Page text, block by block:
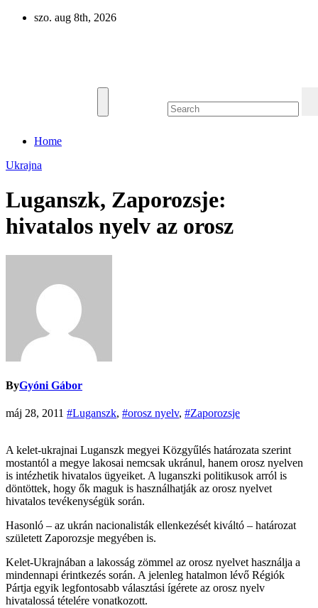
Skip
szo. aug 8th, 2026
Home
Ukrajna
Luganszk, Zaporozsje:
hivatalos nyelv az orosz
ByGyóni Gábor
máj 28, 2011 #Luganszk, #orosz nyelv, #Zaporozsje
A kelet-ukrajnai Luganszk megyei Közgyűlés határozata szerint
mostantól a megye lakosai nemcsak ukránul, hanem orosz nyelven
is intézhetik hivatalos ügyeiket. A luganszki politikusok arról is
döntöttek, hogy ők maguk is használhatják az orosz nyelvet
hivatalos tevékenységük során.
Hasonló – az ukrán nacionalisták ellenkezését kiváltó – határozat
született Zaporozsje megyében is.
Kelet-Ukrajnában a lakosság zömmel az orosz nyelvet használja a
mindennapi érintkezés során. A jelenleg hatalmon lévő Régiók
Pártja egyik legfontosabb választási ígérete az orosz nyelv
hivatalossá tételére vonatkozott.